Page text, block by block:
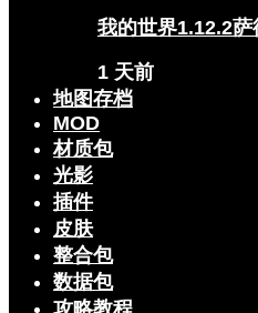
我的世界1.12.2
1 天前
地图存档
MOD
材质包
光影
插件
皮肤
整合包
数据包